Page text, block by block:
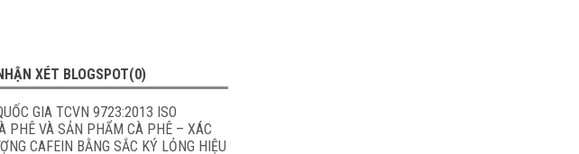
XÉT BLOGSPOT(0)
GIA TCVN 9723:2013 ISO
PHÊ VÀ SẢN PHẨM CÀ PHÊ – XÁC
CAFEIN BẰNG SẮC KÝ LỎNG HIỆU